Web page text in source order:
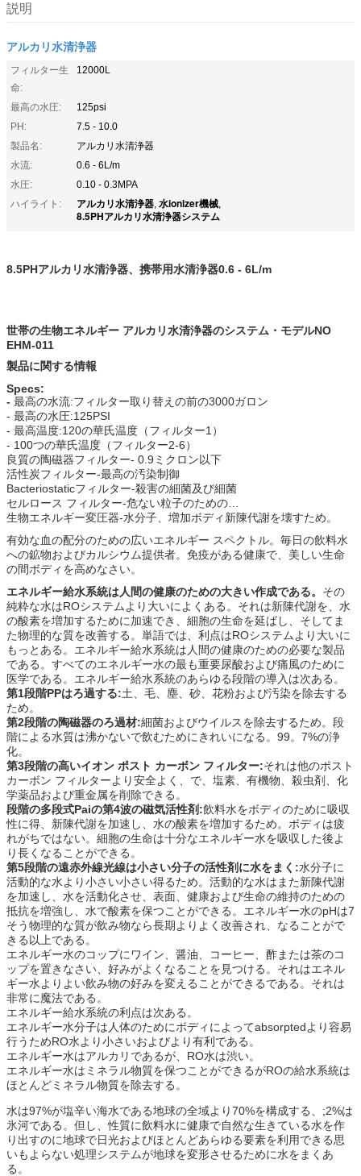
説明
アルカリ水清浄器
フィルター生
命:
12000L
最高の水圧:
125psi
PH:
7.5 - 10.0
製品名:
アルカリ水清浄器
水流:
0.6 - 6L/m
水圧:
0.10 - 0.3MPA
ハイライト:
アルカリ水清浄器, 水ionizer機械,
8.5PHアルカリ水清浄器システム
8.5PHアルカリ水清浄器、携帯用水清浄器0.6 - 6L/m
世帯の生物エネルギー アルカリ水清浄器のシステム・モデルNO
EHM-011
製品に関する情報
Specs:
- 最高の水流:フィルター取り替えの前の3000ガロン
- 最高の水圧:125PSI
- 最高温度:120の華氏温度（フィルター1）
- 100つの華氏温度（フィルター2-6）
良質の陶磁器フィルター- 0.9ミクロン以下
活性炭フィルター-最高の汚染制御
Bacteriostaticフィルター-殺害の細菌及び細菌
セルロース フィルター-危ない粒子のための…
生物エネルギー変圧器-水分子、増加ボディ新陳代謝を壊すため。
有効な血の配分のための広いエネルギー スペクトル。毎日の飲料水
への鉱物およびカルシウム提供者。免疫がある健康で、美しい生命
の間ボディを高めなさい。
エネルギー給水系統は人間の健康のための大きい作成である。 その
純粋な水はROシステムより大いによくある。それは新陳代謝を、水
の酸素を増加するために加速でき、細胞の生命を延ばし、そしてま
た物理的な質を改善する。単語では、利点はROシステムより大いに
もっとある。エネルギー給水系統は人間の健康のための必要な製品
である。すべてのエネルギー水の最も重要尿酸および痛風のために
医学である。エネルギー給水系統のあらゆる段階の導入は次ある。
第1段階PPはろ過する:土、毛、塵、砂、花粉および汚染を除去する
ため。
第2段階の陶磁器のろ過材:細菌およびウイルスを除去するため。段
階による水質は沸かないで飲むためにきれいになる。99。7%の浄
化。
第3段階の高いイオン ポスト カーボン フィルター:それは他のポスト
カーボン フィルターより安全よく、で、塩素、有機物、殺虫剤、化
学薬品および重金属を削除できる。
段階の多段式Paiの第4波の磁気活性剤:飲料水をボディのために吸収
性に得、新陳代謝を加速し、水の酸素を増加するため。ボディは疲
れがちではない。細胞の生命は十分なエネルギー水を吸収した後よ
り長くなることができる。
第5段階の遠赤外線光線は小さい分子の活性剤に水をまく:水分子に
活動的な水より小さい小さい得るため。活動的な水はまた新陳代謝
を加速し、水を活動化させ、表面、健康および生命の維持のための
抵抗を増強し、水で酸素を保つことができる。エネルギー水のpHは7
そう物理的な質が飲み物なら長期よりよく改善され、なることがで
きる以上である。
エネルギー水のコップにワイン、醤油、コーヒー、酢または茶のコ
ップを置きなさい、好みがよくなることを見つける。それはエネル
ギー水よりよい飲み物の好みを変えることができるである。それは
非常に魔法である。
エネルギー給水系統の利点は次ある。
エネルギー水分子は人体のためにボディによってabsorptedより容易
行うためRO水より小さいおよびより有利である。
エネルギー水はアルカリであるが、RO水は渋い。
エネルギー水はミネラル物質を保つことができるがROの給水系統は
ほとんどミネラル物質を除去する。
水は97%が塩辛い海水である地球の全域より70%を構成する、;2%は
氷河である。但し、性質に飲料水に健康で自然な生きている水を作
り出すのに地球で日光およびほとんどあらゆる要素を利用できる思
いもよらない処理システムが地球を変形させるために水をまくあ
る。